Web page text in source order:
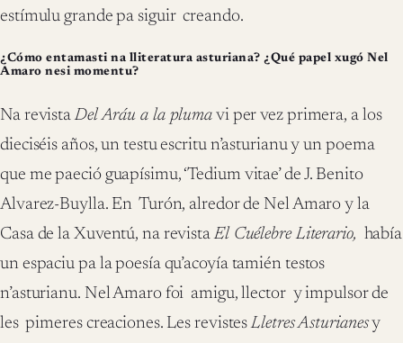
estímulu grande pa siguir creando.
¿Cómo entamasti na lliteratura asturiana? ¿Qué papel xugó Nel
Amaro nesi momentu?
Na revistaDel Aráu a la pluma vi per vez primera, a los
dieciséis años, un testu escritu n’asturianu y un poema
que me paeció guapísimu, ‘Tedium vitae’ de J. Benito
Alvarez-Buylla. En Turón, alredor de Nel Amaro y la
Casa de la Xuventú, na revistaEl Cuélebre Literario, había
un espaciu pa la poesía qu’acoyía tamién testos
n’asturianu. Nel Amaro foi amigu, llector y impulsor de
les pimeres creaciones. Les revistesLletres Asturianesy